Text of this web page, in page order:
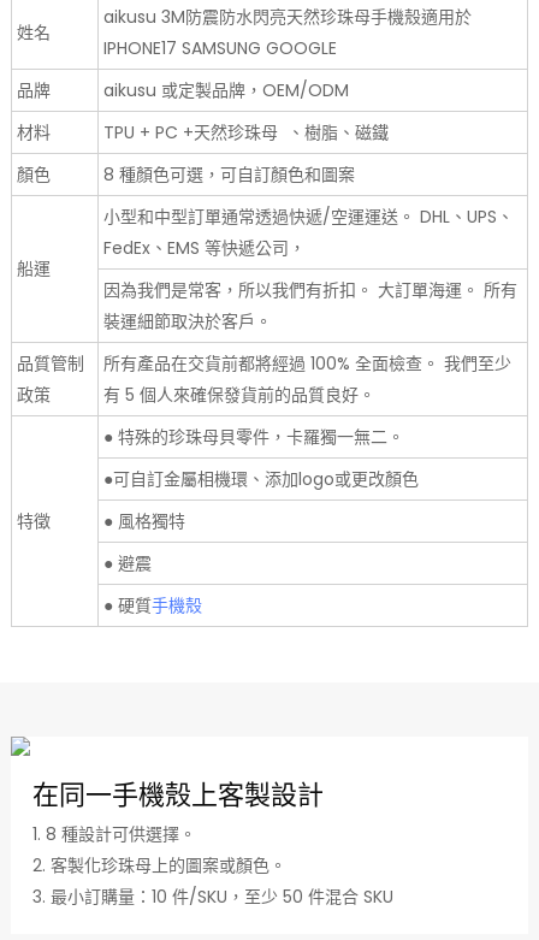
姓名
aikusu 3M防震防水閃亮天然珍珠母手機殼適用於
IPHONE17 SAMSUNG GOOGLE
品牌
aikusu 或定製品牌，OEM/ODM
材料
TPU + PC +天然珍珠母 、樹脂、磁鐵
顏色
8 種顏色可選，可自訂顏色和圖案
船運
小型和中型訂單通常透過快遞/空運運送。 DHL、UPS、
FedEx、EMS 等快遞公司，
因為我們是常客，所以我們有折扣。 大訂單海運。 所有
裝運細節取決於客戶。
品質管制
政策
所有產品在交貨前都將經過 100% 全面檢查。 我們至少
有 5 個人來確保發貨前的品質良好。
特徵
● 特殊的珍珠母貝零件，卡羅獨一無二。
●可自訂金屬相機環、添加logo或更改顏色
● 風格獨特
● 避震
● 硬質手機殼
在同一手機殼上客製設計
1. 8 種設計可供選擇。
2. 客製化珍珠母上的圖案或顏色。
3. 最小訂購量：10 件/SKU，至少 50 件混合 SKU